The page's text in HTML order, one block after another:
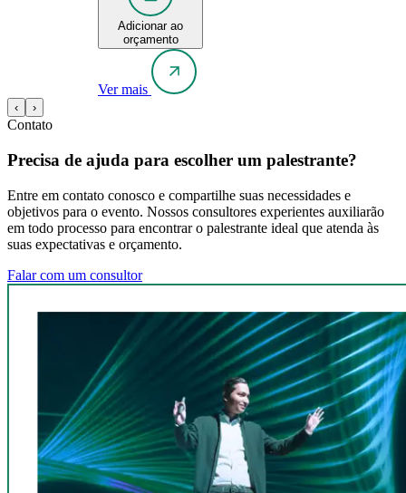
Adicionar ao
orçamento
Ver mais
‹ ›
Contato
Precisa de ajuda para escolher um palestrante?
Entre em contato conosco e compartilhe suas necessidades e
objetivos para o evento. Nossos consultores experientes auxiliarão
em todo processo para encontrar o palestrante ideal que atenda às
suas expectativas e orçamento.
Falar com um consultor